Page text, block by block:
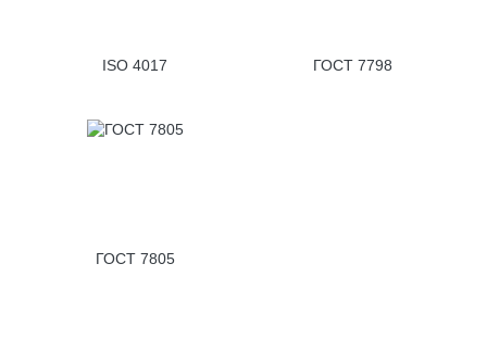
ISO 4017 ГОСТ 7798
ГОСТ 7805